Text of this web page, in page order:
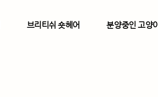
브리티쉬 숏헤어 분양중인 고양이